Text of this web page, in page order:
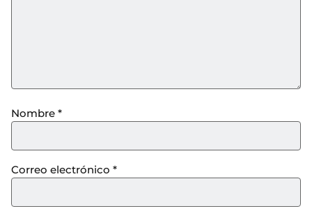
Nombre *
Correo electrónico *